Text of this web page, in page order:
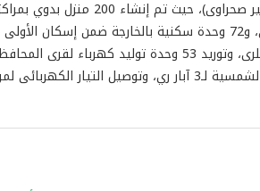
وحدة سكنية بالإسكان الاجتماعى، و72 وحدة سكنية
– ري)، وتنفيذ 3 محطات للطاقة الشمسية لـ3 آبار ري،